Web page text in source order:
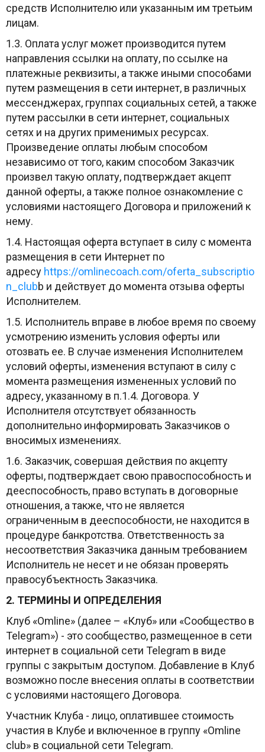
средств Исполнителю или указанным им третьим
лицам.
1.3. Оплата услуг может производится путем
направления ссылки на оплату, по ссылке на
платежные реквизиты, а также иными способами
путем размещения в сети интернет, в различных
мессенджерах, группах социальных сетей, а также
путем рассылки в сети интернет, социальных
сетях и на других применимых ресурсах.
Произведение оплаты любым способом
независимо от того, каким способом Заказчик
произвел такую оплату, подтверждает акцепт
данной оферты, а также полное ознакомление с
условиями настоящего Договора и приложений к
нему.
1.4. Настоящая оферта вступает в силу с момента
размещения в сети Интернет по
адресу https://omlinecoach.com/oferta_subscriptio
n_clubb и действует до момента отзыва оферты
Исполнителем.
1.5. Исполнитель вправе в любое время по своему
усмотрению изменить условия оферты или
отозвать ее. В случае изменения Исполнителем
условий оферты, изменения вступают в силу с
момента размещения измененных условий по
адресу, указанному в п.1.4. Договора. У
Исполнителя отсутствует обязанность
дополнительно информировать Заказчиков о
вносимых изменениях.
1.6. Заказчик, совершая действия по акцепту
оферты, подтверждает свою правоспособность и
дееспособность, право вступать в договорные
отношения, а также, что не является
ограниченным в дееспособности, не находится в
процедуре банкротства. Ответственность за
несоответствия Заказчика данным требованием
Исполнитель не несет и не обязан проверять
правосубъектность Заказчика.
2. ТЕРМИНЫ И ОПРЕДЕЛЕНИЯ
Клуб «Omline» (далее – «Клуб» или «Сообщество в
Telegram») - это сообщество, размещенное в сети
интернет в социальной сети Telegram в виде
группы с закрытым доступом. Добавление в Клуб
возможно после внесения оплаты в соответствии
с условиями настоящего Договора.
Участник Клуба - лицо, оплатившее стоимость
участия в Клубе и включенное в группу «Omline
club» в социальной сети Telegram.